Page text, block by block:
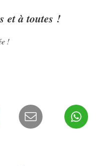
et à toutes !
!